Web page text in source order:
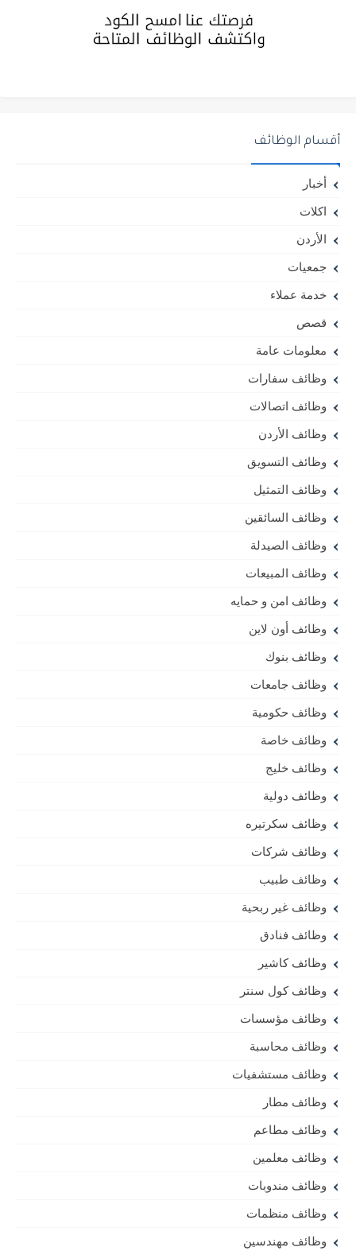
أقسام الوظائف
أخبار
اكلات
الأردن
جمعيات
خدمة عملاء
قصص
معلومات عامة
وظائف سفارات
وظائف اتصالات
وظائف الأردن
وظائف التسويق
وظائف التمثيل
وظائف السائقين
وظائف الصيدلة
وظائف المبيعات
وظائف امن و حمايه
وظائف أون لاين
وظائف بنوك
وظائف جامعات
وظائف حكومية
وظائف خاصة
وظائف خليج
وظائف دولية
وظائف سكرتيره
وظائف شركات
وظائف طبيب
وظائف غير ربحية
وظائف فنادق
وظائف كاشير
وظائف كول سنتر
وظائف مؤسسات
وظائف محاسبة
وظائف مستشفيات
وظائف مطار
وظائف مطاعم
وظائف معلمين
وظائف مندوبات
وظائف منظمات
وظائف مهندسين